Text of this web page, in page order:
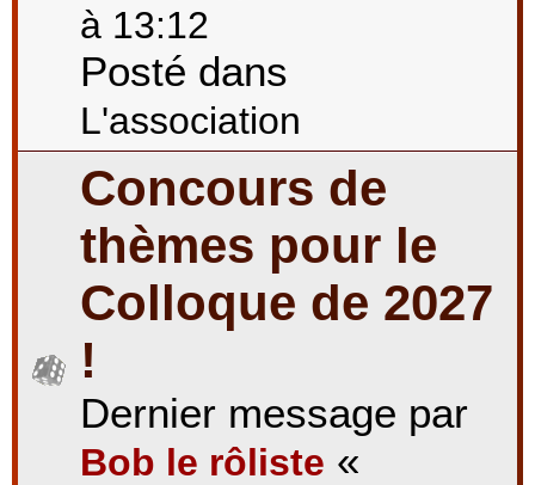
à 13:12
Posté dans
L'association
Concours de
thèmes pour le
Colloque de 2027
!
Dernier message par
Bob le rôliste «